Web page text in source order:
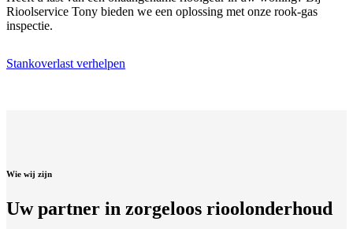
Rioolservice Tony bieden we een oplossing met onze rook-gas
inspectie.
Stankoverlast verhelpen
Wie wij zijn
Uw partner in zorgeloos rioolonderhoud